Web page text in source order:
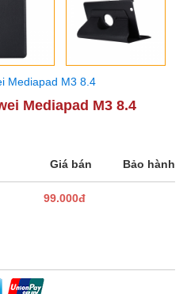
Mediapad M3 8.4
Mediapad M3 8.4
Giá bán Bảo hành
99.000đ